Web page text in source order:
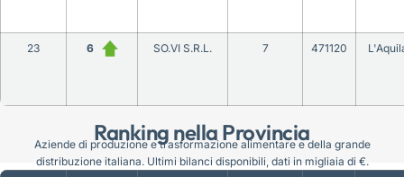
Ranking nella Provincia
23 6 SO.VI S.R.L. 7 471120
Aziende di produzione e trasformazione alimentare e della grande
distribuzione italiana. Ultimi bilanci disponibili, dati in migliaia di €.